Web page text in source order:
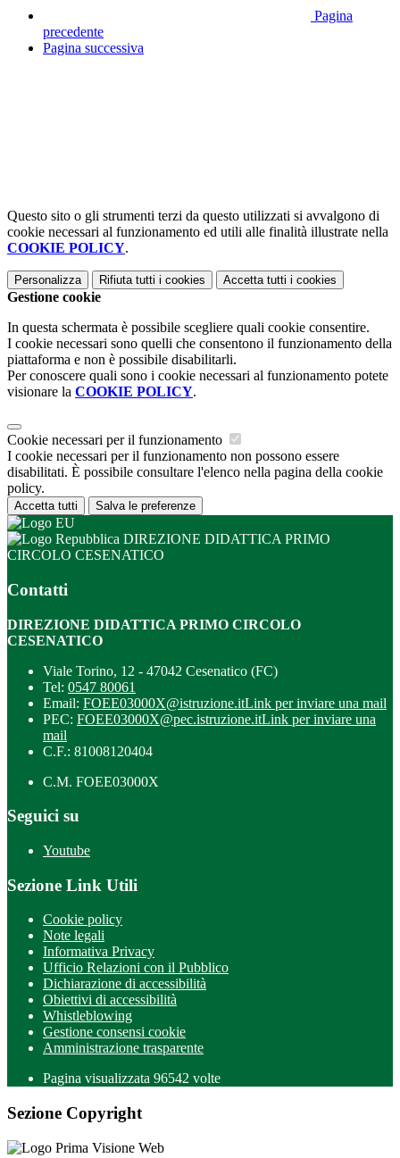
Pagina
precedente
Pagina successiva
Questo sito o gli strumenti terzi da questo utilizzati si avvalgono di
cookie necessari al funzionamento ed utili alle finalità illustrate nella
COOKIE POLICY.
Personalizza Rifiuta tutti i cookies Accetta tutti i cookies
Gestione cookie
In questa schermata è possibile scegliere quali cookie consentire.
I cookie necessari sono quelli che consentono il funzionamento della
piattaforma e non è possibile disabilitarli.
Per conoscere quali sono i cookie necessari al funzionamento potete
visionare la COOKIE POLICY.
Cookie necessari per il funzionamento
I cookie necessari per il funzionamento non possono essere
disabilitati. È possibile consultare l'elenco nella pagina della cookie
policy.
Accetta tutti Salva le preferenze
DIREZIONE DIDATTICA PRIMO
CIRCOLO CESENATICO
Contatti
DIREZIONE DIDATTICA PRIMO CIRCOLO
CESENATICO
Viale Torino, 12 - 47042 Cesenatico (FC)
Tel: 0547 80061
Email: FOEE03000X@istruzione.itLink per inviare una mail
PEC: FOEE03000X@pec.istruzione.itLink per inviare una
mail
C.F.: 81008120404
C.M. FOEE03000X
Seguici su
Youtube
Sezione Link Utili
Cookie policy
Note legali
Informativa Privacy
Ufficio Relazioni con il Pubblico
Dichiarazione di accessibilità
Obiettivi di accessibilità
Whistleblowing
Gestione consensi cookie
Amministrazione trasparente
Pagina visualizzata 96542 volte
Sezione Copyright